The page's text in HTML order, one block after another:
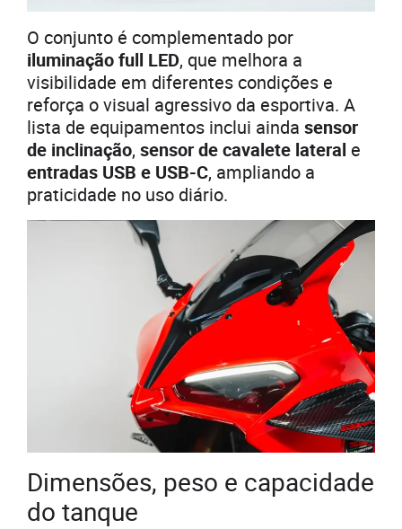
O conjunto é complementado por
iluminação full LED, que melhora a
visibilidade em diferentes condições e
reforça o visual agressivo da esportiva. A
lista de equipamentos inclui ainda sensor
de inclinação, sensor de cavalete lateral e
entradas USB e USB-C, ampliando a
praticidade no uso diário.
Dimensões, peso e capacidade
do tanque